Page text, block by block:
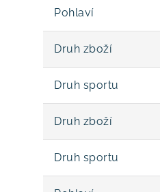
Pohlaví
Druh zboží
Druh sportu
Druh zboží
Druh sportu